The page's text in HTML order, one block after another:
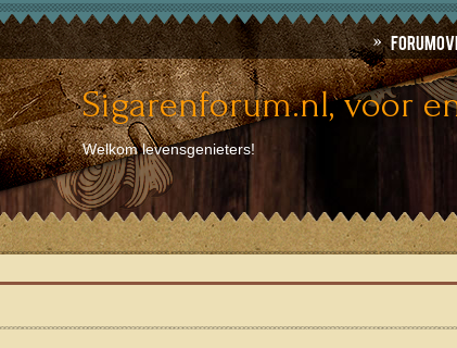
Sigarenforum.nl, voor
Welkom levensgenieters!